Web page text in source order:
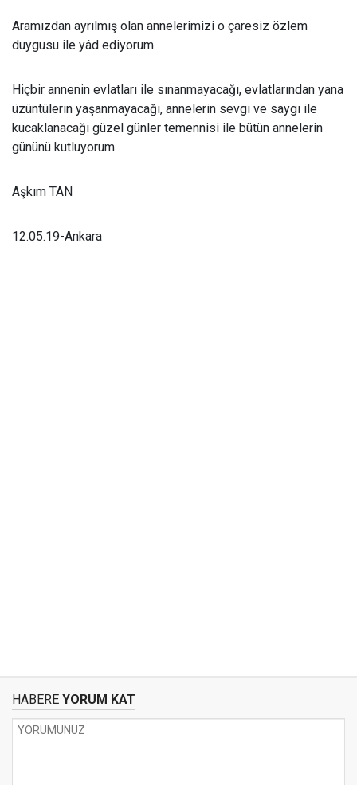
Aramızdan ayrılmış olan annelerimizi o çaresiz özlem
duygusu ile yâd ediyorum.
Hiçbir annenin evlatları ile sınanmayacağı, evlatlarından yana
üzüntülerin yaşanmayacağı, annelerin sevgi ve saygı ile
kucaklanacağı güzel günler temennisi ile bütün annelerin
gününü kutluyorum.
Aşkım TAN
12.05.19-Ankara
HABERE YORUM KAT